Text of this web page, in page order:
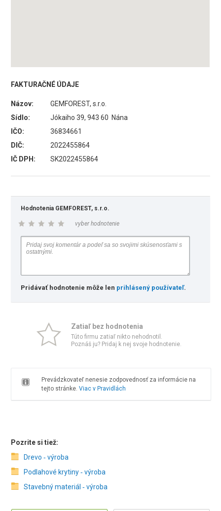
FAKTURAČNÉ ÚDAJE
Názov:
GEMFOREST, s.r.o.
Sídlo:
Jókaiho 39, 943 60 Nána
IČO:
36834661
DIČ:
2022455864
IČ DPH:
SK2022455864
Hodnotenia GEMFOREST, s.r.o.
vyber hodnotenie
Pridávať hodnotenie môže len prihlásený používateľ.
Zatiaľ bez hodnotenia
Túto firmu zatiaľ nikto nehodnotil.
Poznáš ju? Pridaj k nej svoje hodnotenie.
Prevádzkovateľ nenesie zodpovednosť za informácie na
tejto stránke. Viac v Pravidlách
Pozrite si tiež:
Drevo ‑ výroba
Podlahové krytiny ‑ výroba
Stavebný materiál ‑ výroba